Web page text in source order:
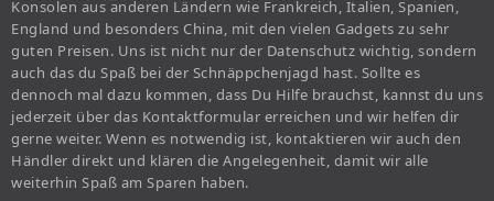
Konsolen aus anderen Ländern wie Frankreich, Italien, Spanien,
England und besonders China, mit den vielen Gadgets zu sehr
guten Preisen. Uns ist nicht nur der Datenschutz wichtig, sondern
auch das du Spaß bei der Schnäppchenjagd hast. Sollte es
dennoch mal dazu kommen, dass Du Hilfe brauchst, kannst du uns
jederzeit über das Kontaktformular erreichen und wir helfen dir
gerne weiter. Wenn es notwendig ist, kontaktieren wir auch den
Händler direkt und klären die Angelegenheit, damit wir alle
weiterhin Spaß am Sparen haben.